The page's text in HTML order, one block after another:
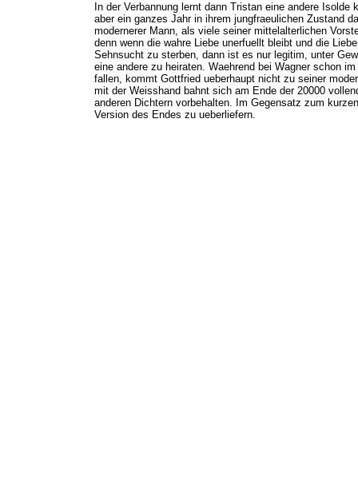
In der Verbannung lernt dann Tristan eine andere
aber ein ganzes Jahr in ihrem jungfraeulichen Zustand
modernerer Mann, als viele seiner mittelalterlichen
denn wenn die wahre Liebe unerfuellt bleibt und die
Sehnsucht zu sterben, dann ist es nur legitim, unter
eine andere zu heiraten. Waehrend bei Wagner schon
fallen, kommt Gottfried ueberhaupt nicht zu seiner
mit der Weisshand bahnt sich am Ende der 20000
anderen Dichtern vorbehalten. Im Gegensatz zum
Version des Endes zu ueberliefern.